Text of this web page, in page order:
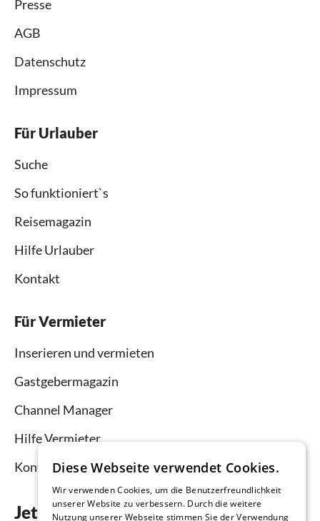
Presse
AGB
Datenschutz
Impressum
Für Urlauber
Suche
So funktioniert`s
Reisemagazin
Hilfe Urlauber
Kontakt
Für Vermieter
Inserieren und vermieten
Gastgebermagazin
Channel Manager
Hilfe Vermieter
Kontakt
Jetzt die App downloaden
Diese Webseite verwendet Cookies.
Wir verwenden Cookies, um die Benutzerfreundlichkeit
unserer Website zu verbessern. Durch die weitere
Nutzung unserer Webseite stimmen Sie der Verwendung